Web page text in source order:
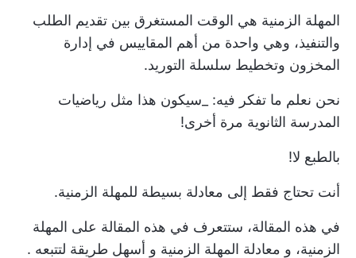
المهلة الزمنية هي الوقت المستغرق بين تقديم الطلب
والتنفيذ، وهي واحدة من أهم المقاييس في إدارة
المخزون وتخطيط سلسلة التوريد.
نحن نعلم ما تفكر فيه: _سيكون هذا مثل رياضيات
المدرسة الثانوية مرة أخرى!
بالطبع لا!
أنت تحتاج فقط إلى معادلة بسيطة للمهلة الزمنية.
في هذه المقالة، ستتعرف في هذه المقالة على المهلة
الزمنية، و معادلة المهلة الزمنية و أسهل طريقة لتتبعه .